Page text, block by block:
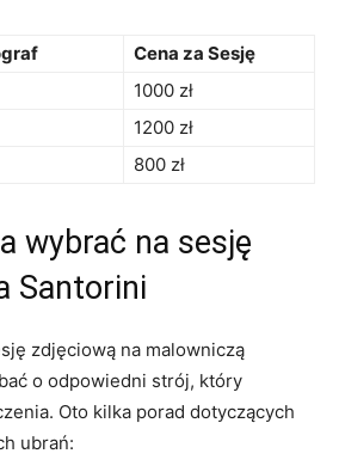
Cena za Sesję
1000 zł
1200‍ zł
800 zł
wybrać⁣ na⁣ sesję
Santorini
zdjęciową na malowniczą
o odpowiedni​ strój, który
Oto kilka porad dotyczących‍
ubrań: